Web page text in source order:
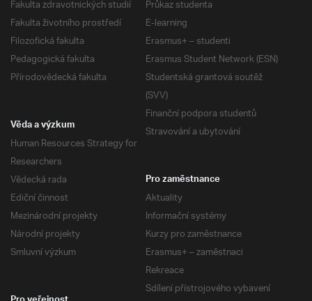
Fakulta zdravotnických studií
Fakulta životního prostředí
Filozofická fakulta
Pedagogická fakulta
Přírodovědecká fakulta
Průkaz studenta
E-learning
Erasmus+ – studenti
Erasmus Student Network (ESN)
Studentská grantová soutěž
(SVV)
Finanční podpora studentů
Stravování a ubytování
Věda a výzkum
Human Resources Strategy for
Researchers
Vědecká rada
Ediční činnost
Mezinárodní projekty
Národní projekty
Smluvní výzkum
Pro zaměstnance
Aktuality
Informační systémy
Kurzy pro zaměstnance
Erasmus+ – zaměstnaci
Rekreace
Sdílení přístrojového vybavení